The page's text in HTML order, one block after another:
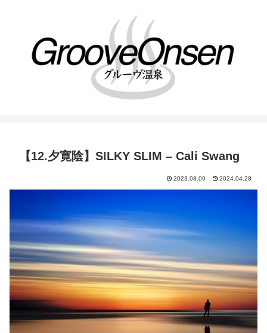
【12.夕寛陰】SILKY SLIM – Cali Swang
2023.08.09 2024.04.28